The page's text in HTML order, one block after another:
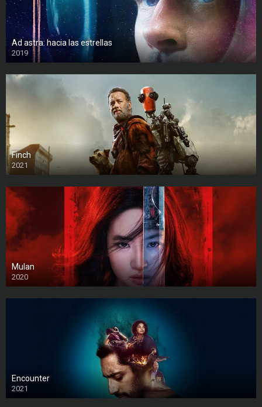
Ad astra: hacia las estrellas
2019
Finch
2021
Mulan
2020
Encounter
2021